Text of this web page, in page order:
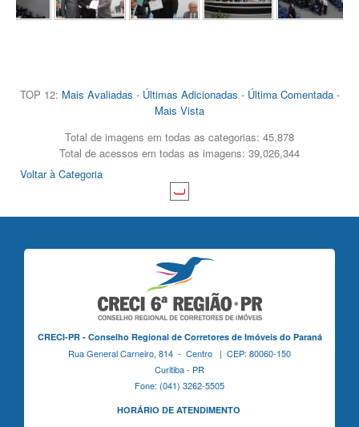
TOP 12: Mais Avaliadas - Últimas Adicionadas - Última Comentada-
Mais Vista
Total de imagens em todas as categorias: 45,878
Total de acessos em todas as imagens: 39,026,344
Voltar à Categoria
CRECI-PR - Conselho Regional de Corretores de Imóveis do Paraná
Rua General Carneiro, 814 - Centro | CEP: 80060-150
Curitiba - PR
Fone: (041) 3262-5505
HORÁRIO DE ATENDIMENTO